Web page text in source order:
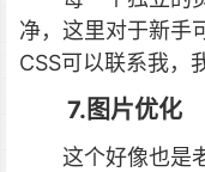
净，这里对于新手
CSS可以联系我，
7.图片优化
这个好像也是